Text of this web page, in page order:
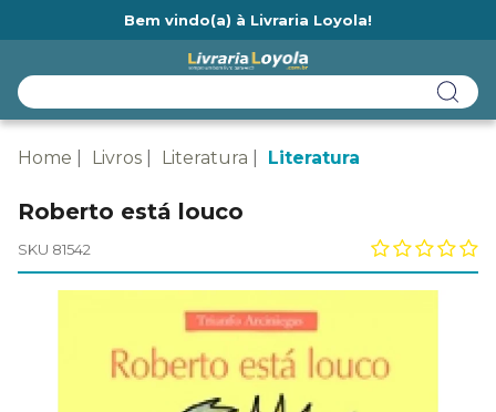
Bem vindo(a) à Livraria Loyola!
Home Livros Literatura Literatura
Roberto está louco
SKU 81542